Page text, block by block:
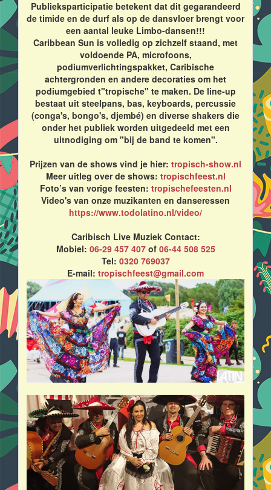
Publieksparticipatie betekent dat dit gegarandeerd
de timide en de durf als op de dansvloer brengt voor
een aantal leuke Limbo-dansen!!!
Caribbean Sun is volledig op zichzelf staand, met
voldoende PA, microfoons,
podiumverlichtingspakket, Caribische
achtergronden en andere decoraties om het
podiumgebied t"tropische" te maken. De line-up
bestaat uit steelpans, bas, keyboards, percussie
(conga's, bongo's, djembé) en diverse shakers die
onder het publiek worden uitgedeeld met een
uitnodiging om "bij de band te komen".
Prijzen van de shows vind je hier: tropisch-show.nl
Meer uitleg over de shows: tropischfeest.nl
Foto’s van vorige feesten: tropischefeesten.nl
Video's van onze muzikanten en danseressen
https://www.todolatino.nl/video/
Caribisch Live Muziek Contact:
Mobiel: 06-29 457 407of 06-44 508 525
Tel: 0320 769037
E-mail: tropischfeest@gmail.com